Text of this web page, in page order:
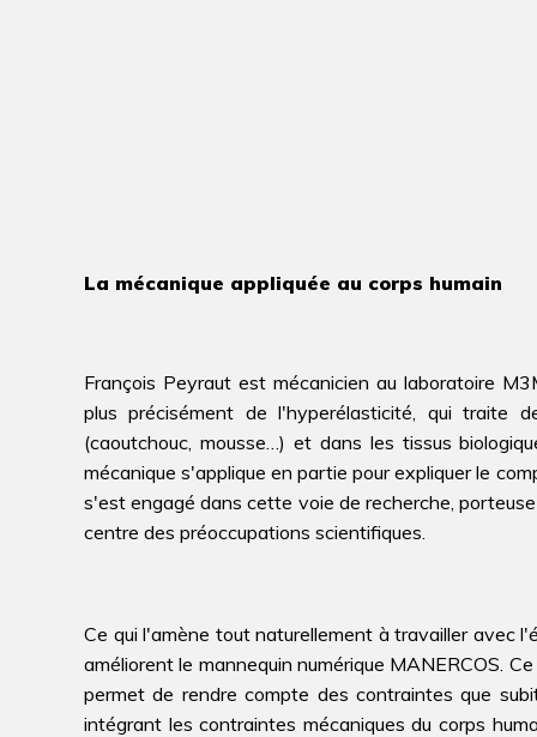
La mécanique appliquée au corps humain
François Peyraut est mécanicien au laboratoire
plus précisément de l'hyperélasticité, qui traite
(caoutchouc, mousse…) et dans les tissus
mécanique s'applique en partie pour expliquer le
s'est engagé dans cette voie de recherche,
centre des préoccupations scientifiques.
Ce qui l'amène tout naturellement à travailler avec
améliorent le mannequin numérique MANERCOS.
permet de rendre compte des contraintes que
intégrant les contraintes mécaniques du corps